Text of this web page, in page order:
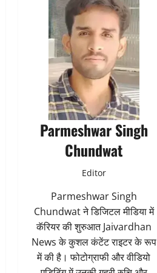
Parmeshwar Singh
Chundwat
Editor
Parmeshwar Singh
Chundwat ने डिजिटल मीडिया में
कॅरियर की शुरुआत Jaivardhan
News के कुशल कंटेंट राइटर के रूप
में की है। फोटोग्राफी और वीडियो